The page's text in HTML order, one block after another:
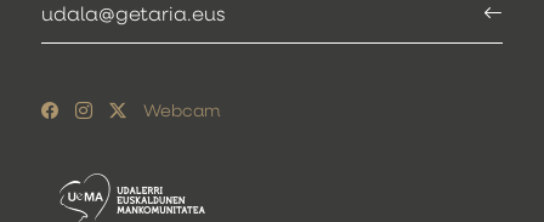
udala@getaria.eus
Webcam